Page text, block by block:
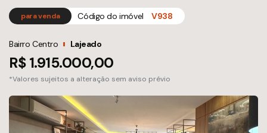
para venda Código do imóvel V938
Bairro Centro Lajeado
R$ 1.915.000,00
*Valores sujeitos a alteração sem aviso prévio